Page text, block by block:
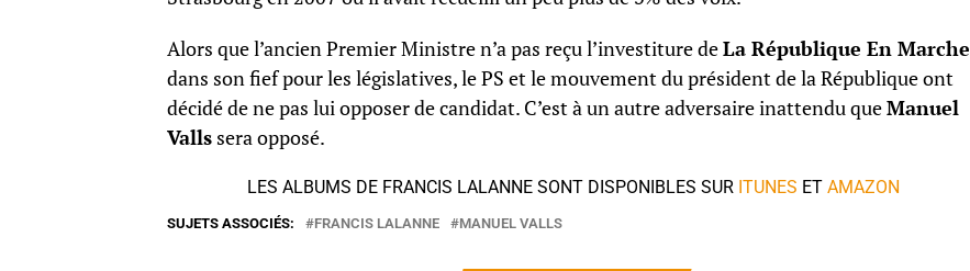
Alors que l’ancien Premier Ministre n’a pas reçu l’investiture deLa République En Marche
dans son fief pour les législatives, le PS et le mouvement du président de la République ont
décidé de ne pas lui opposer de candidat. C’est à un autre adversaire inattendu queManuel
Valls sera opposé.
LES ALBUMS DE FRANCIS LALANNE SONT DISPONIBLES SUR ITUNES ET AMAZON
SUJETS ASSOCIÉS: FRANCIS LALANNE MANUEL VALLS